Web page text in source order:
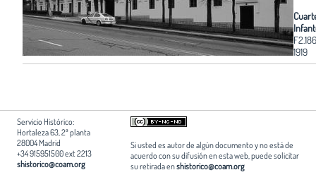
F2.186
1919
Servicio Histórico:
Hortaleza 63, 2ª planta
28004 Madrid
+34 915951500 ext 2213
shistorico@coam.org
Si usted es autor de algún documento y no está de
acuerdo con su difusión en esta web, puede solicitar
su retirada enshistorico@coam.org